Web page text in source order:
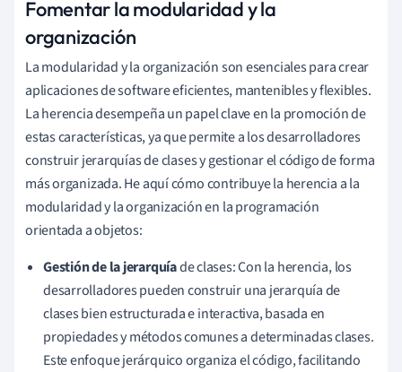
Fomentar la modularidad y la
organización
La modularidad y la organización son esenciales para crear
aplicaciones de software eficientes, mantenibles y flexibles.
La herencia desempeña un papel clave en la promoción de
estas características, ya que permite a los desarrolladores
construir jerarquías de clases y gestionar el código de forma
más organizada. He aquí cómo contribuye la herencia a la
modularidad y la organización en la programación
orientada a objetos:
Gestión de la jerarquíade clases: Con la herencia, los
desarrolladores pueden construir una jerarquía de
clases bien estructurada e interactiva, basada en
propiedades y métodos comunes a determinadas clases.
Este enfoque jerárquico organiza el código, facilitando